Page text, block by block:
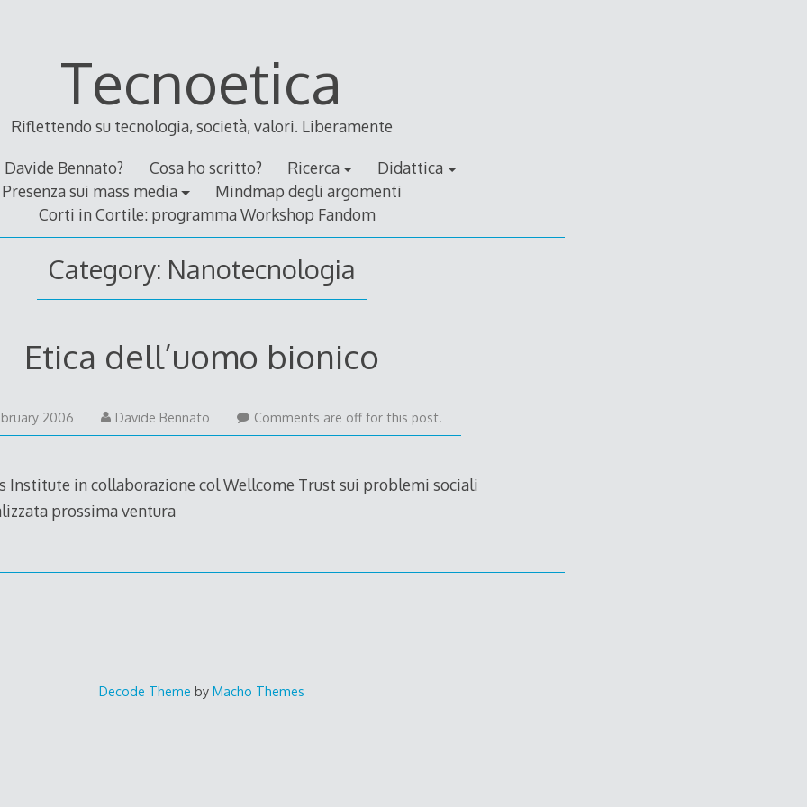
Tecnoetica
Riflettendo su tecnologia, società, valori. Liberamente
Davide Bennato? Cosa ho scritto? Ricerca
Didattica
Presenza sui mass media
Mindmap degli argomenti
Corti in Cortile: programma Workshop Fandom
Category: Nanotecnologia
Etica dell’uomo bionico
2006
February
Davide Bennato Comments are off for this post.
Institute in collaborazione col Wellcome Trust sui problemi sociali
prossima ventura
Decode Theme by Macho Themes